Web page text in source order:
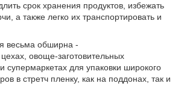
срок хранения продуктов, избежать
а также легко их транспортировать и
весьма обширна -
овоще-заготовительных
супермаркетах для упаковки широкого
в стретч пленку, как на поддонах, так и